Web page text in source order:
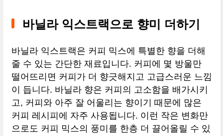
바닐라 익스트랙으로 향미 더하기
바닐라 익스트랙은 커피 믹스에 특별한 향을 더해
줄 수 있는 간단한 재료입니다. 커피에 몇 방울만
떨어뜨리면 커피가 더 향긋해지고 고급스러운 느낌
이 듭니다. 바닐라 향은 커피의 고소함을 배가시키
고, 커피와 아주 잘 어울리는 향이기 때문에 많은
커피 레시피에 자주 사용됩니다. 이런 작은 변화만
으로도 커피 믹스의 풍미를 한층 더 끌어올릴 수 있